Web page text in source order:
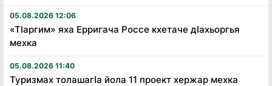
05.08.2026 12:06
«Тӏаргим» яха Ерригача Россе кхетаче дӏахьоргья
мехка
05.08.2026 11:40
Туризмах толашагӏа йола 11 проект хержар мехка